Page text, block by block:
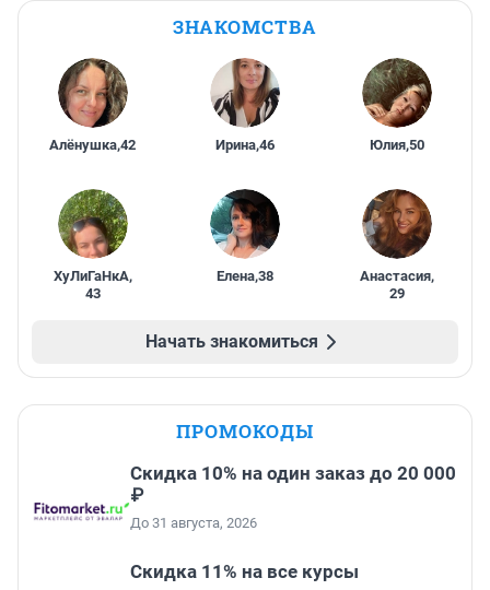
ЗНАКОМСТВА
Алёнушка,42 Ирина,46 Юлия,50
ХуЛиГаНкА,
43
Елена,38 Анастасия,
29
Начать знакомиться
ПРОМОКОДЫ
Скидка 10% на один заказ до 20 000
₽
До 31 августа, 2026
Скидка 11% на все курсы